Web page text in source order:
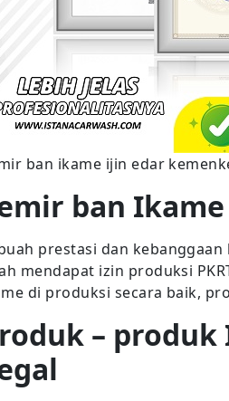
ban ikame ijin edar
ban Ikame
prestasi dan
mendapat izin produksi
di produksi secara baik,
–